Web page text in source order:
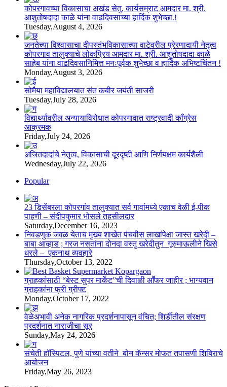
कोपरगावच्या विकासाचा अखंड सेतु, कार्यसम्राट आमदार मा. श्री.
आशुतोषदादा काळे यांना वाढदिवसाच्या हार्दिक शुभेच्छा.!
Tuesday,August 4, 2026
जनतेच्या विश्वासाचा दीपस्तंभविकासाच्या वाटेवरील प्रेरणादायी नेतृत्व
कोपरगाव तालुक्याचे लोकप्रिय आमदार मा. श्री. आशुतोषदादा काळे
साहेब यांना वाढदिवसानिमित्त मनःपूर्वक शुभेच्छा व हार्दिक अभिष्टचिंतन !
Monday,August 3, 2026
सोमैया महाविद्यालयात संत कबीर जयंती साजरी
Tuesday,July 28, 2026
विद्यार्थ्यांवरील अन्यायाविरोधात कोपरगावात राष्ट्रवादी काँग्रेस
आक्रमक
Friday,July 24, 2026
अजितदादांचे नेतृत्व, विकासाची दूरदृष्टी आणि निर्णयक्षम कार्यशैली
Wednesday,July 22, 2026
Popular
23 डिसेंबरला कोपरगांव तालुक्‍यात सर्व गावांमध्ये एकाच वेळी ई-पीक
पाहणी – संदीपकुमार भोसले तहसीलदार
Saturday,December 16, 2023
निवडणुक जवळ येताच मुख्य शाखेत पंचवीस लाखांपेक्षा जास्त खरेदी –
बाबा आव्हाड ; गरज नसतांना दोनदा वस्तु खरेदीतुन गूरुमाऊलीने खिसे
धरले – एकनाथ व्यवहारे
Thursday,October 13, 2022
ग्राहकांसाठी “बेस्ट सुपर मार्केट”ची दिवाळी आॕफर जाहीर ; भाग्यवान
ग्राहकांना फ्री ग्रीफ्ट
Monday,October 17, 2022
वेळेअभावी अनेक नागरिक प्रदर्शनापासून वंचित; शिर्डीतील संरक्षण
प्रदर्शनात नाराजीचा सूर
Sunday,May 24, 2026
संचेती हॉस्पिटल, पुणे यांच्या वतीने बोन कॅन्सर मोफत तपासणी शिबिराचे
आयोजन
Friday,May 26, 2023